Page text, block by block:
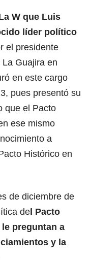
W que Luis
líder político
el presidente
Guajira en
en este cargo
pues presentó su
que el Pacto
ese mismo
a
Histórico en
de diciembre de
del Pacto
preguntan a
y la